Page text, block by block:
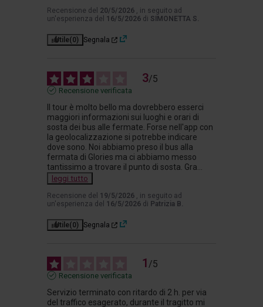
Recensione del 20/5/2026 , in seguito ad
un'esperienza del 16/5/2026 di SIMONETTA S.
Utile(0) Segnala
3/5
Recensione verificata
Il tour è molto bello ma dovrebbero esserci
maggiori informazioni sui luoghi e orari di
sosta dei bus alle fermate. Forse nell'app con
la geolocalizzazione si potrebbe indicare
dove sono. Noi abbiamo preso il bus alla
fermata di Glories ma ci abbiamo messo
tantissimo a trovare il punto di sosta. Gra
leggi tutto
Recensione del 19/5/2026 , in seguito ad
un'esperienza del 16/5/2026 di Patrizia B.
Utile(0) Segnala
1 /5
Recensione verificata
Servizio terminato con ritardo di 2 h. per via
del traffico esagerato, durante il tragitto mi